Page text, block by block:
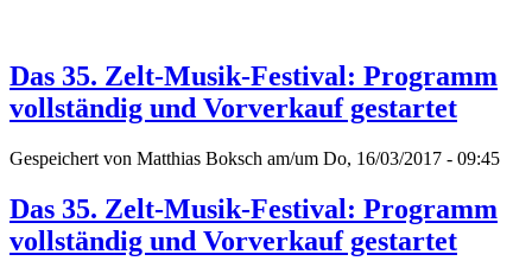
Das 35. Zelt-Musik-Festival: Programm
vollständig und Vorverkauf gestartet
Gespeichert von Matthias Boksch am/um Do, 16/03/2017 - 09:45
Das 35. Zelt-Musik-Festival: Programm
vollständig und Vorverkauf gestartet